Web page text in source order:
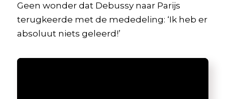
Geen wonder dat Debussy naar Parijs
terugkeerde met de mededeling: ‘Ik heb er
absoluut niets geleerd!’